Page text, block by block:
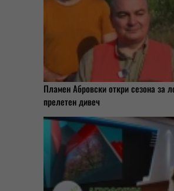
Пламен Абровски откри сезона за
прелетен дивеч